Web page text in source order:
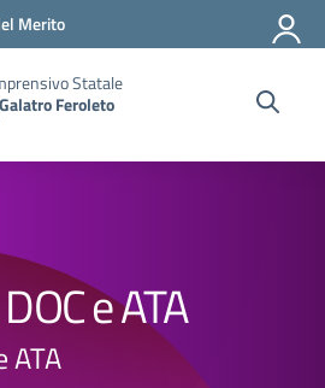
Merito
Statale
Feroleto
e ATA
ATA